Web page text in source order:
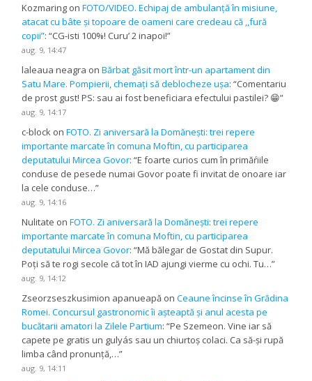
Kozmaring onFOTO/VIDEO. Echipaj de ambulanță în misiune,
atacat cu bâte și topoare de oameni care credeau că ,,fură
copii”: “CG-isti 100%! Curu’ 2 inapoi!”
aug. 9, 14:47
laleaua neagra onBărbat găsit mort într-un apartament din
Satu Mare. Pompierii, chemați să deblocheze ușa: “Comentariu
de prost gust! PS: sau ai fost beneficiara efectului pastilei? 😁”
aug. 9, 14:17
c-block onFOTO. Zi aniversară la Domănești: trei repere
importante marcate în comuna Moftin, cu participarea
deputatului Mircea Govor: “E foarte curios cum în primăŕiile
conduse de pesede numai Govor poate fi invitat de onoare iar
la cele conduse…”
aug. 9, 14:16
Nulitate onFOTO. Zi aniversară la Domănești: trei repere
importante marcate în comuna Moftin, cu participarea
deputatului Mircea Govor: “Mă bălegar de Gostat din Supur.
Poți să te rogi secole că tot în IAD ajungi vierme cu ochi. Tu…”
aug. 9, 14:12
Zseorzseszkusimion apanueapă onCeaune încinse în Grădina
Romei. Concursul gastronomic îi așteaptă și anul acesta pe
bucătarii amatori la Zilele Partium: “Pe Szemeon. Vine iar să
capete pe gratis un gulyás sau un chiurtoș colaci. Ca să-și rupă
limba când pronunță,…”
aug. 9, 14:11